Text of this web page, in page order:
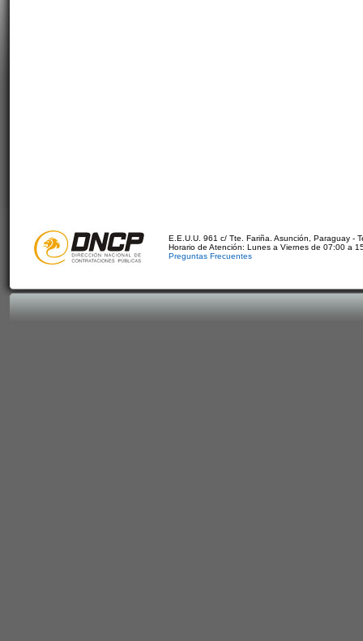
E.E.U.U. 961 c/ Tte. Fariña. Asunción, Paraguay -
Horario de Atención: Lunes a Viernes de 07:00 a
Preguntas Frecuentes